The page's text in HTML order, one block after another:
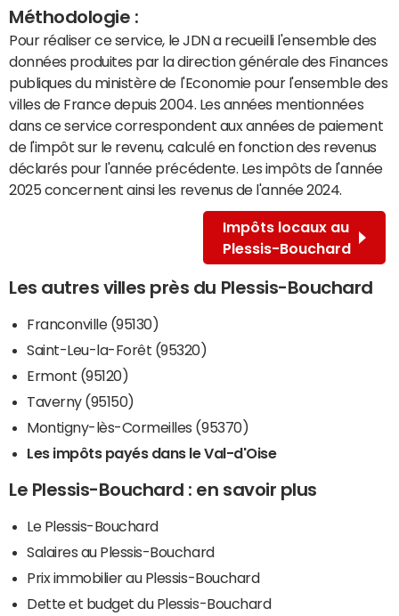
Méthodologie :
Pour réaliser ce service, le JDN a recueilli l'ensemble des
données produites par la direction générale des Finances
publiques du ministère de l'Economie pour l'ensemble des
villes de France depuis 2004. Les années mentionnées
dans ce service correspondent aux années de paiement
de l'impôt sur le revenu, calculé en fonction des revenus
déclarés pour l'année précédente. Les impôts de l'année
2025 concernent ainsi les revenus de l'année 2024.
Impôts locaux au
Plessis-Bouchard
Les autres villes près du Plessis-Bouchard
Franconville (95130)
Saint-Leu-la-Forêt (95320)
Ermont (95120)
Taverny (95150)
Montigny-lès-Cormeilles (95370)
Les impôts payés dans le Val-d'Oise
Le Plessis-Bouchard : en savoir plus
Le Plessis-Bouchard
Salaires au Plessis-Bouchard
Prix immobilier au Plessis-Bouchard
Dette et budget du Plessis-Bouchard